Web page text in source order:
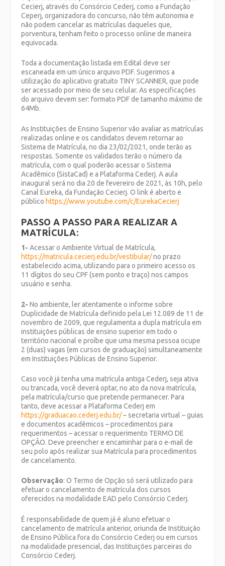
Cecierj, através do Consórcio Cederj, como a Fundação
Ceperj, organizadora do concurso, não têm autonomia e
não podem cancelar as matrículas daqueles que,
porventura, tenham feito o processo online de maneira
equivocada.
Toda a documentação listada em Edital deve ser
escaneada em um único arquivo PDF. Sugerimos a
utilização do aplicativo gratuito TINY SCANNER, que pode
ser acessado por meio de seu celular. As especificações
do arquivo devem ser: formato PDF de tamanho máximo de
64Mb.
As Instituições de Ensino Superior vão avaliar as matrículas
realizadas online e os candidatos devem retornar ao
Sistema de Matrícula, no dia 23/02/2021, onde terão as
respostas. Somente os validados terão o número da
matrícula, com o qual poderão acessar o Sistema
Acadêmico (SistaCad) e a Plataforma Cederj. A aula
inaugural será no dia 20 de fevereiro de 2021, às 10h, pelo
Canal Eureka, da Fundação Cecierj. O link é aberto e
público https://www.youtube.com/c/EurekaCecierj
PASSO A PASSO PARA REALIZAR A
MATRÍCULA:
1- Acessar o Ambiente Virtual de Matrícula,
https://matricula.cecierj.edu.br/vestibular/no prazo
estabelecido acima, utilizando para o primeiro acesso os
11 dígitos do seu CPF (sem ponto e traço) nos campos
usuário e senha.
2- No ambiente, ler atentamente o informe sobre
Duplicidade de Matrícula definido pela Lei 12.089 de 11 de
novembro de 2009, que regulamenta a dupla matrícula em
instituições públicas de ensino superior em todo o
território nacional e proíbe que uma mesma pessoa ocupe
2 (duas) vagas (em cursos de graduação) simultaneamente
em Instituições Públicas de Ensino Superior.
Caso você já tenha uma matrícula antiga Cederj, seja ativa
ou trancada, você deverá optar, no ato da nova matrícula,
pela matrícula/curso que pretende permanecer. Para
tanto, deve acessar a Plataforma Cederj em
https://graduacao.cederj.edu.br/– secretaria virtual – guias
e documentos acadêmicos – procedimentos para
requerimentos – acessar o requerimento TERMO DE
OPÇÃO. Deve preencher e encaminhar para o e-mail de
seu polo após realizar sua Matrícula para procedimentos
de cancelamento.
Observação: O Termo de Opção só será utilizado para
efetuar o cancelamento de matrícula dos cursos
oferecidos na modalidade EAD pelo Consórcio Cederj.
É responsabilidade de quem já é aluno efetuar o
cancelamento de matrícula anterior, oriunda de Instituição
de Ensino Pública fora do Consórcio Cederj ou em cursos
na modalidade presencial, das Instituições parceiras do
Consórcio Cederj.